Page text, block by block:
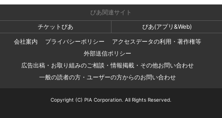
ぴあ関連サイト
チケットぴあ
ぴあ(アプリ&Web)
会社案内
プライバシーポリシー
アクセスデータの利用・著作権等
外部送信ポリシー
広告出稿・お取り組みのご相談・情報掲載・その他お問い合わせ
一般の読者の方・ユーザーの方からのお問い合わせ
Copyright (C) PIA Corporation. All Rights Reserved.